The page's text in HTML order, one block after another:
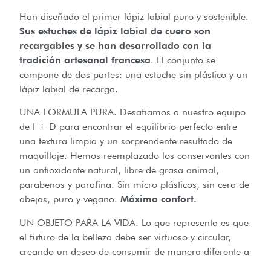
Han diseñado el primer lápiz labial puro y sostenible.
Sus estuches de lápiz labial de cuero son
recargables y se han desarrollado con la
tradición artesanal francesa. El conjunto se
compone de dos partes: una estuche sin plástico y un
lápiz labial de recarga.
UNA FORMULA PURA. Desafiamos a nuestro equipo
de I + D para encontrar el equilibrio perfecto entre
una textura limpia y un sorprendente resultado de
maquillaje. Hemos reemplazado los conservantes con
un antioxidante natural, libre de grasa animal,
parabenos y parafina. Sin micro plásticos, sin cera de
abejas, puro y vegano. Máximo confort.
UN OBJETO PARA LA VIDA. Lo que representa es que
el futuro de la belleza debe ser virtuoso y circular,
creando un deseo de consumir de manera diferente a